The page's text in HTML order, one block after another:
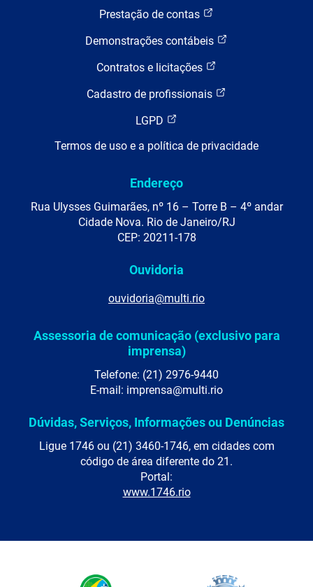
Prestação de contas
Demonstrações contábeis
Contratos e licitações
Cadastro de profissionais
LGPD
Termos de uso e a política de privacidade
Endereço
Rua Ulysses Guimarães, nº 16 – Torre B – 4º andar
Cidade Nova. Rio de Janeiro/RJ
CEP: 20211-178
Ouvidoria
ouvidoria@multi.rio
Assessoria de comunicação (exclusivo para
imprensa)
Telefone: (21) 2976-9440
E-mail: imprensa@multi.rio
Dúvidas, Serviços, Informações ou Denúncias
Ligue 1746 ou (21) 3460-1746, em cidades com
código de área diferente do 21.
Portal:
www.1746.rio